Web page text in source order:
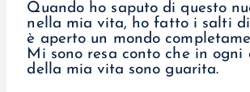
Quando ho saputo di questo
nella mia vita, ho fatto i salti
è aperto un mondo
Mi sono resa conto che in ogni
della mia vita sono guarita.